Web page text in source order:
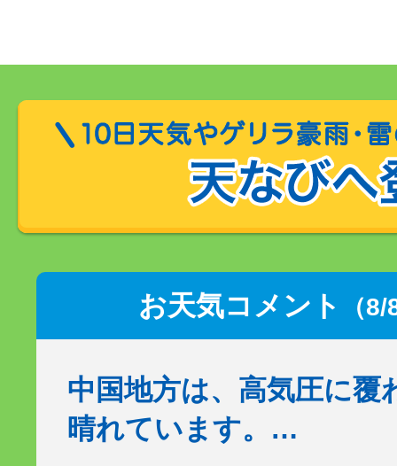
お天気コメント （
中国地方は、高気圧に覆
晴れています。…